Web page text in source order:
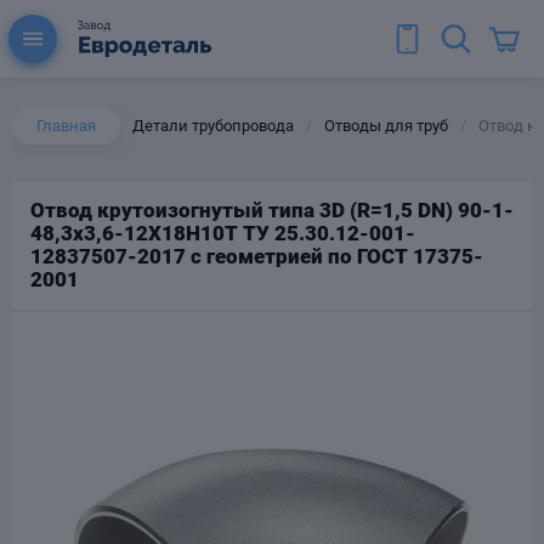
Главная Детали трубопровода Отводы для труб Отвод
Отвод крутоизогнутый типа 3D (R=1,5 DN) 90-1-
48,3х3,6-12Х18Н10Т ТУ 25.30.12-001-
12837507-2017 с геометрией по ГОСТ 17375-
2001
для труб
Колена для труб
Тройники стальные